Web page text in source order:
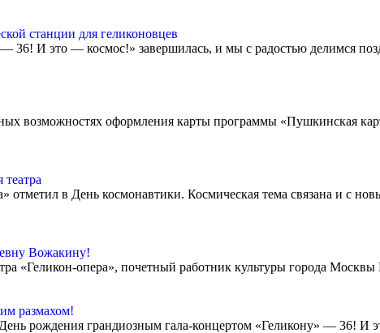
станции для геликоновцев
36! И это — космос!» завершилась, и мы с радостью делимся
возможностях оформления карты программы «Пушкинская
отметил в День космонавтики. Космическая тема связана и с
Вожакину!
«Геликон-опера», почетный работник культуры города
размахом!
рождения грандиозным гала-концертом «Геликону» — 36! И